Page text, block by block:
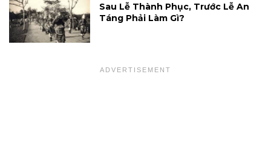
Sau Lễ Thành Phục, Trước Lễ An
Táng Phải Làm Gì?